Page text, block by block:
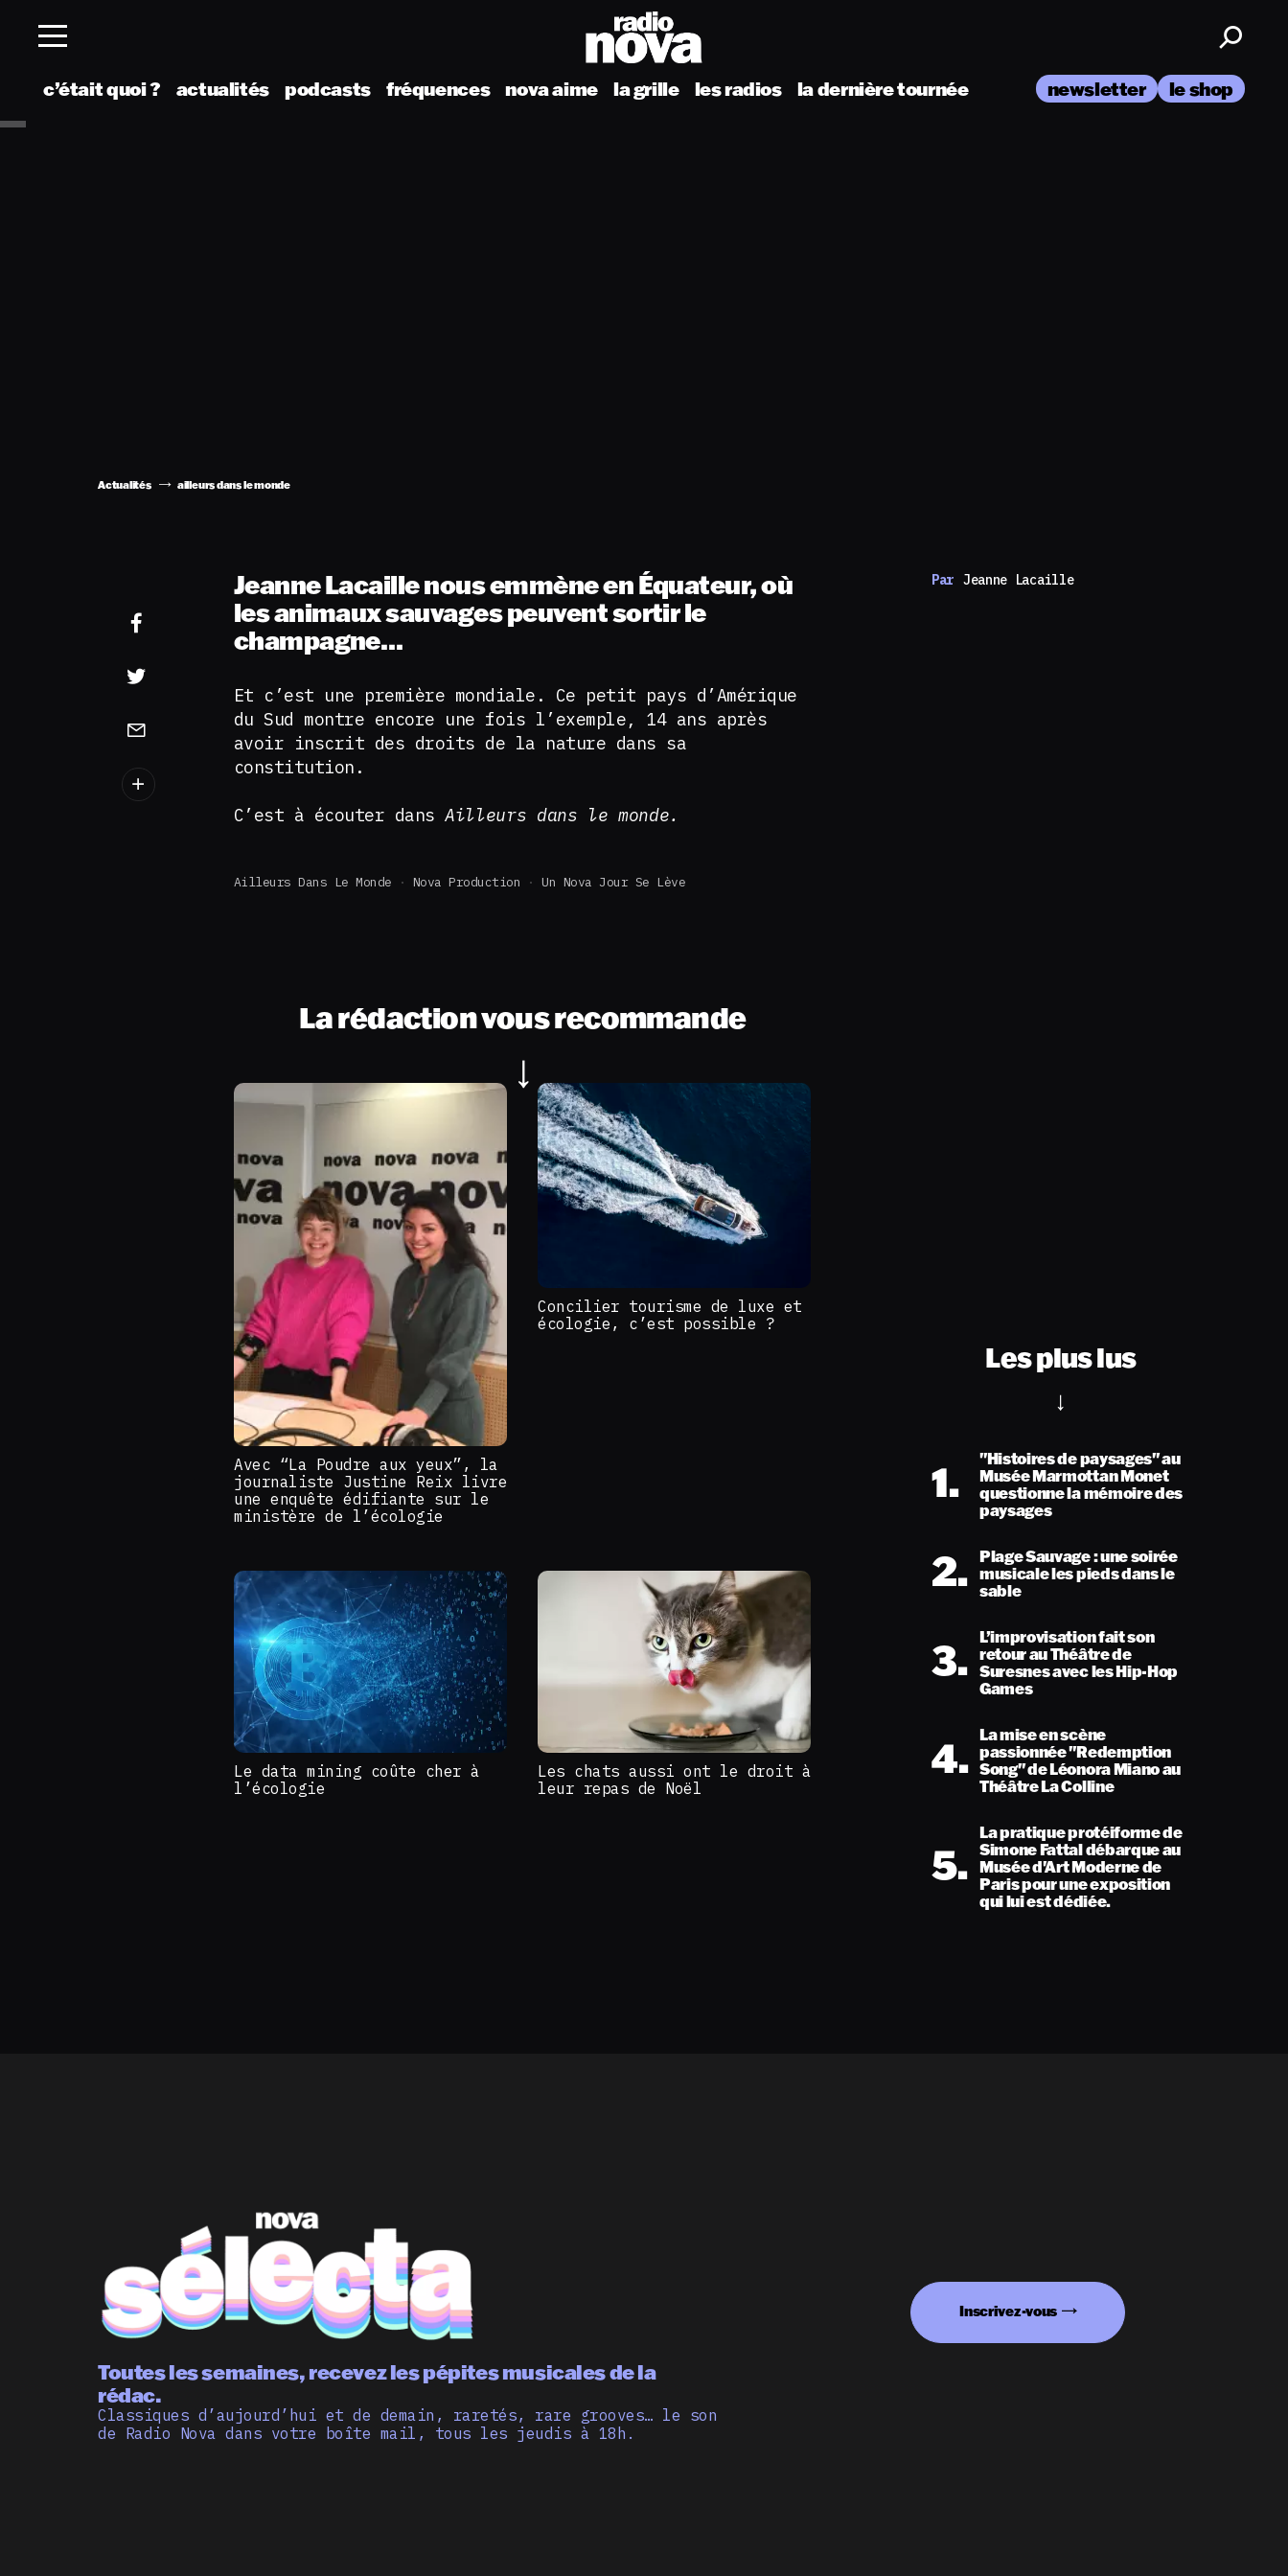
c’était quoi ? actualités podcasts fréquences nova aime la grille les radios la dernière tournée newsletter le shop
Actualités ailleurs dans le monde
Jeanne Lacaille nous emmène en Équateur, où
les animaux sauvages peuvent sortir le
champagne…
Et c’est une première mondiale. Ce petit pays d’Amérique
du Sud montre encore une fois l’exemple, 14 ans après
avoir inscrit des droits de la nature dans sa
constitution.
C’est à écouter dansAilleurs dans le monde.
Ailleurs Dans Le Monde Nova Production Un Nova Jour Se Lève
La rédaction vous recommande
Avec “La Poudre aux yeux”, la
journaliste Justine Reix livre
une enquête édifiante sur le
ministère de l’écologie
Concilier tourisme de luxe et
écologie, c’est possible ?
Le data mining coûte cher à
l’écologie
Les chats aussi ont le droit à
leur repas de Noël
Par Jeanne Lacaille
Les plus lus
1.
"Histoires de paysages" au
Musée Marmottan Monet
questionne la mémoire des
paysages
2. Plage Sauvage : une soirée
musicale les pieds dans le
sable
3. L’improvisation fait son
retour au Théâtre de
Suresnes avec les Hip-Hop
Games
4. La mise en scène
passionnée "Redemption
Song" de Léonora Miano au
Théâtre La Colline
5.
La pratique protéiforme de
Simone Fattal débarque au
Musée d'Art Moderne de
Paris pour une exposition
qui lui est dédiée.
Toutes les semaines, recevez les pépites musicales de la
rédac.
Classiques d’aujourd’hui et de demain, raretés, rare grooves… le son
de Radio Nova dans votre boîte mail, tous les jeudis à 18h.
Inscrivez-vous